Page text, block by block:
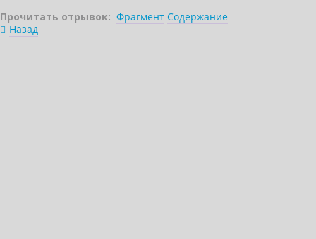
Прочитать отрывок: Фрагмент Содержание
Назад